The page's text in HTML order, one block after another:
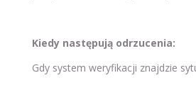
Kiedy następują odrzucenia:
Gdy system weryfikacji znajdzie